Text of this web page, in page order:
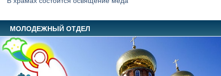
МОЛОДЕЖНЫЙ ОТДЕЛ